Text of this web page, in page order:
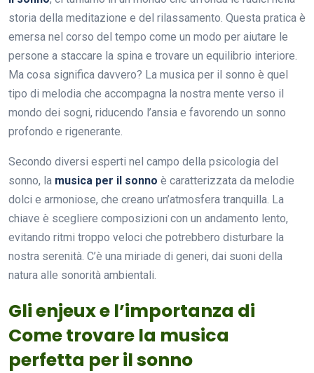
storia della meditazione e del rilassamento. Questa pratica è
emersa nel corso del tempo come un modo per aiutare le
persone a staccare la spina e trovare un equilibrio interiore.
Ma cosa significa davvero? La musica per il sonno è quel
tipo di melodia che accompagna la nostra mente verso il
mondo dei sogni, riducendo l’ansia e favorendo un sonno
profondo e rigenerante.
Secondo diversi esperti nel campo della psicologia del
sonno, la musica per il sonno è caratterizzata da melodie
dolci e armoniose, che creano un’atmosfera tranquilla. La
chiave è scegliere composizioni con un andamento lento,
evitando ritmi troppo veloci che potrebbero disturbare la
nostra serenità. C’è una miriade di generi, dai suoni della
natura alle sonorità ambientali.
Gli enjeux e l’importanza di
Come trovare la musica
perfetta per il sonno